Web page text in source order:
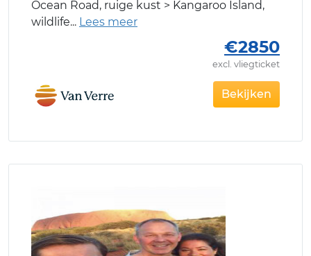
Ocean Road, ruige kust > Kangaroo Island,
wildlife
€2850
excl. vliegticket
Bekijken